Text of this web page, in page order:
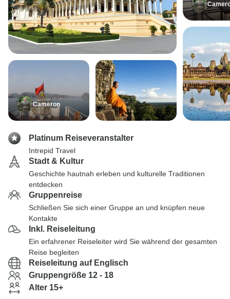
Cameron
Platinum Reiseveranstalter
Intrepid Travel
Stadt & Kultur
Geschichte hautnah erleben und kulturelle Traditionen
entdecken
Gruppenreise
Schließen Sie sich einer Gruppe an und knüpfen neue
Kontakte
Inkl. Reiseleitung
Ein erfahrener Reiseleiter wird Sie während der gesamten
Reise begleiten
Reiseleitung auf Englisch
Gruppengröße 12 - 18
Alter 15+